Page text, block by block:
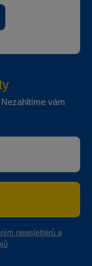
vám
newsletterů a
.